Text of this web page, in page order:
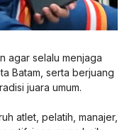
agar selalu menjaga
Batam, serta berjuang
juara umum.
atlet, pelatih, manajer,